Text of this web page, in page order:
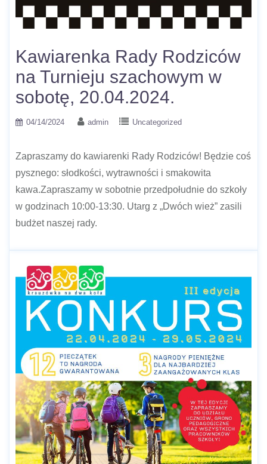
Kawiarenka Rady Rodziców
na Turnieju szachowym w
sobotę, 20.04.2024.
04/14/2024 admin Uncategorized
Zapraszamy do kawiarenki Rady Rodziców! Będzie coś
pysznego: słodkości, wytrawności i smakowita
kawa.Zapraszamy w sobotnie przedpołudnie do szkoły
w godzinach 10:00-13:30. Utarg z „Dwóch wież” zasili
budżet naszej rady.